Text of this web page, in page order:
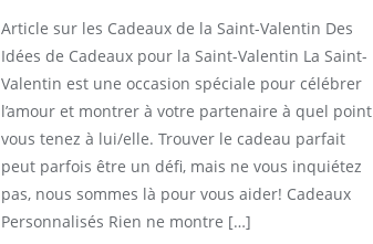
Article sur les Cadeaux de la Saint-Valentin Des
Idées de Cadeaux pour la Saint-Valentin La Saint-
Valentin est une occasion spéciale pour célébrer
l’amour et montrer à votre partenaire à quel point
vous tenez à lui/elle. Trouver le cadeau parfait
peut parfois être un défi, mais ne vous inquiétez
pas, nous sommes là pour vous aider! Cadeaux
Personnalisés Rien ne montre […]